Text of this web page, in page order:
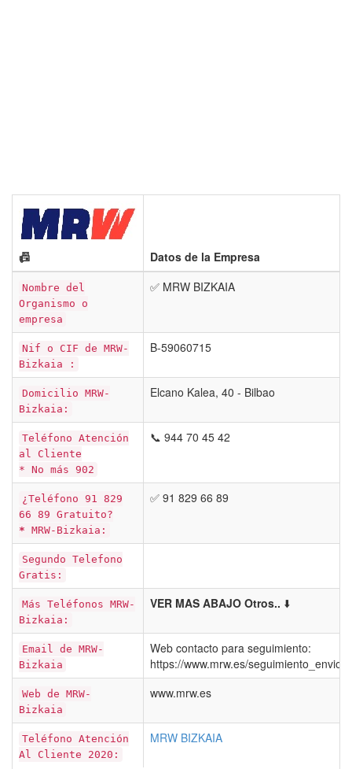
📠 Datos de la Empresa
Nombre del
Organismo o
empresa
✅ MRW BIZKAIA
Nif o CIF de MRW-
Bizkaia :
B-59060715
Domicilio MRW-
Bizkaia:
Elcano Kalea, 40 - Bilbao
Teléfono Atención
al Cliente
* No más 902
📞 944 70 45 42
¿Teléfono 91 829
66 89 Gratuito?
* MRW-Bizkaia:
✅ 91 829 66 89
Segundo Telefono
Gratis:
Más Teléfonos MRW-
Bizkaia:
VER MAS ABAJO Otros.. ⬇️
Email de MRW-
Bizkaia
Web contacto para seguimiento:
https://www.mrw.es/
Web de MRW-
Bizkaia
www.mrw.es
Teléfono Atención
Al Cliente 2020:
MRW BIZKAIA